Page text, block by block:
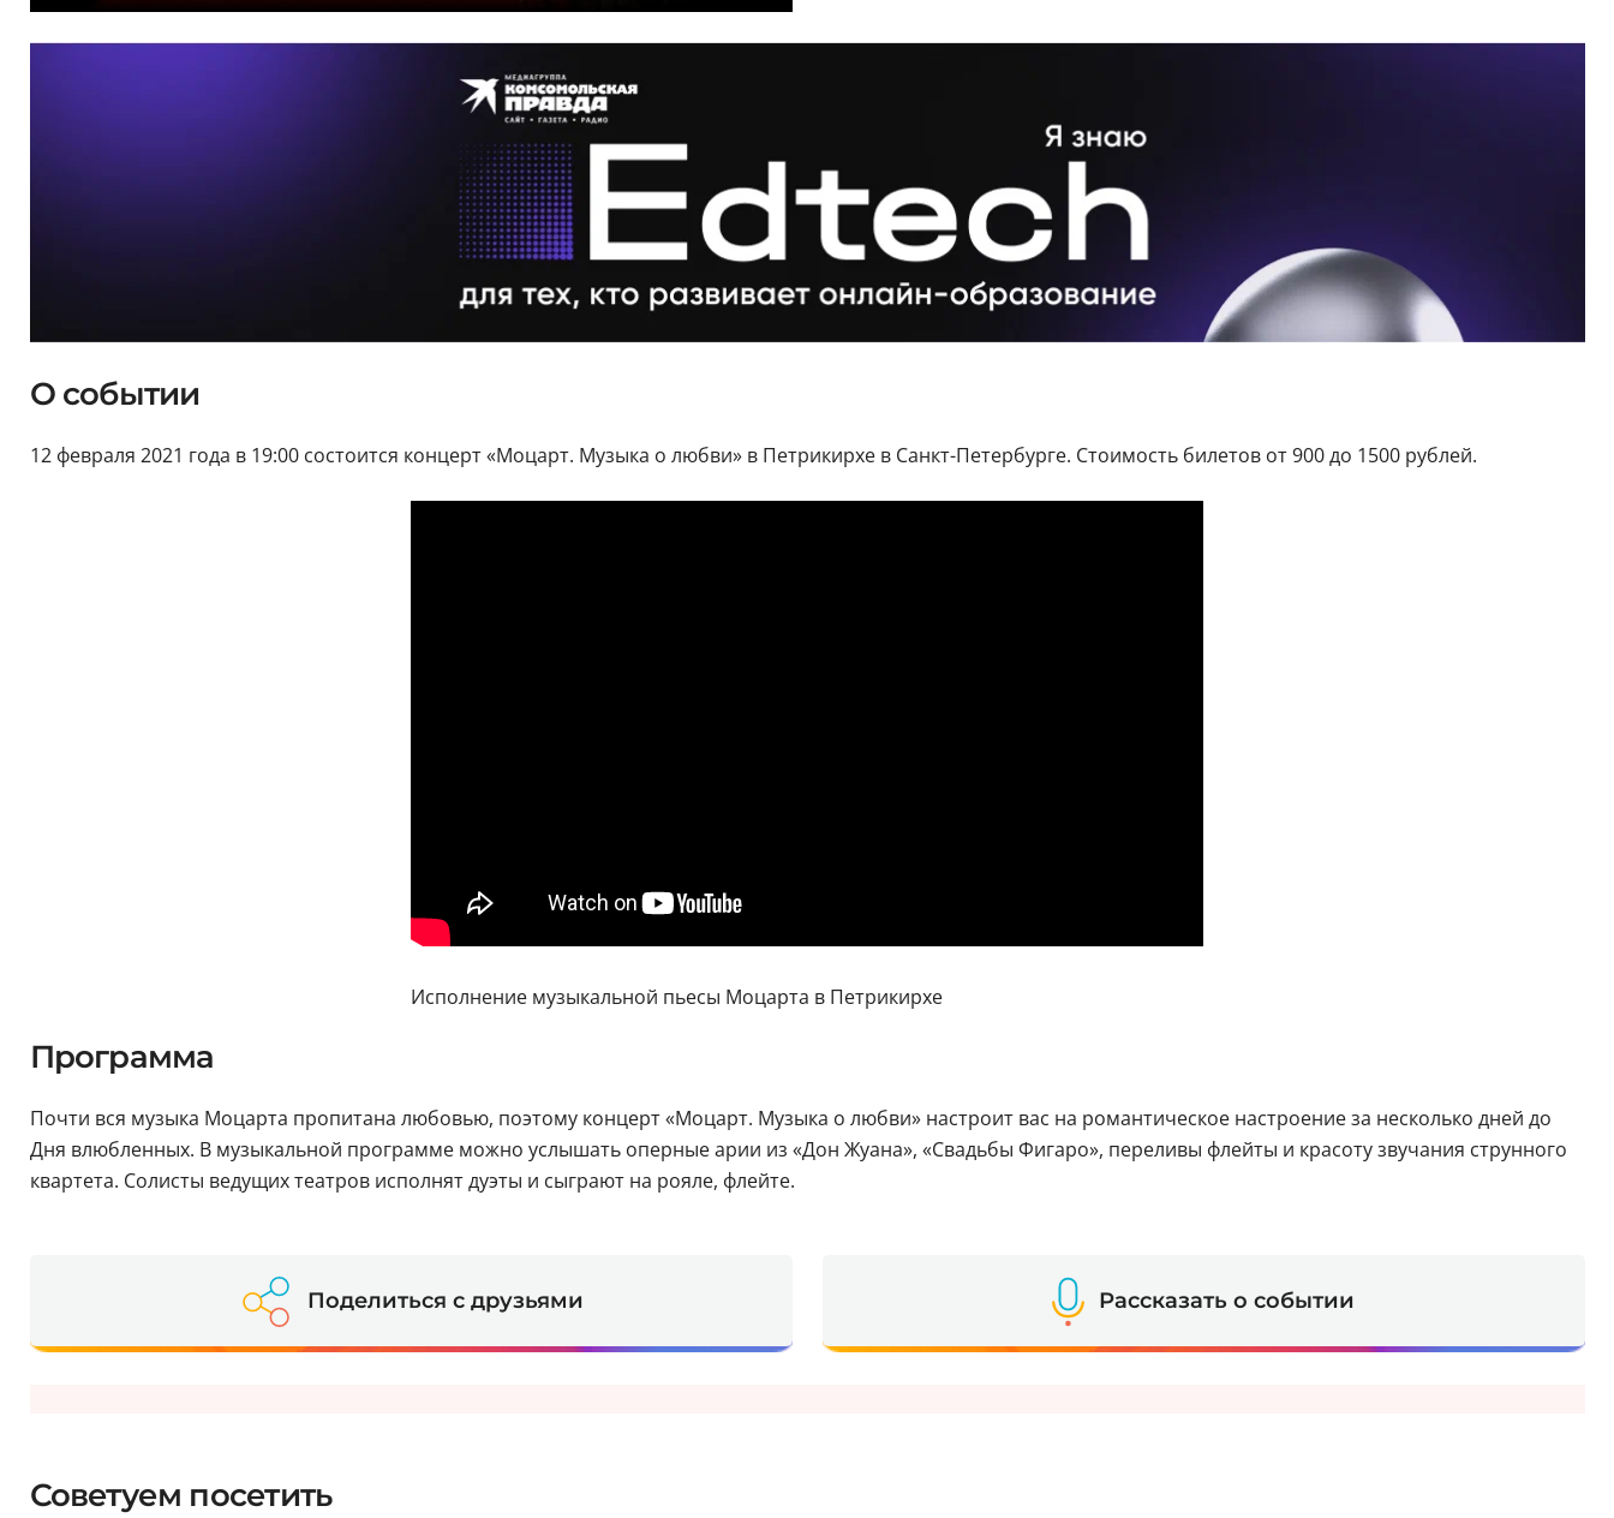
О событии
12 февраля 2021 года в 19:00 состоится концерт «Моцарт. Музыка о любви» в Петрикирхе в Санкт-Петербурге. Стоимость билетов от 900 до 1500 рублей.
Исполнение музыкальной пьесы Моцарта в Петрикирхе
Программа
Почти вся музыка Моцарта пропитана любовью, поэтому концерт «Моцарт. Музыка о любви» настроит вас на романтическое настроение за несколько дней до
Дня влюбленных. В музыкальной программе можно услышать оперные арии из «Дон Жуана», «Свадьбы Фигаро», переливы флейты и красоту звучания струнного
квартета. Солисты ведущих театров исполнят дуэты и сыграют на рояле, флейте.
Поделиться с друзьями Рассказать о событии
Советуем посетить